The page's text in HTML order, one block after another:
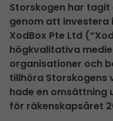
Storskogen har
genom att
XodBox Pte Ltd
högkvalitativa
organisationer och
tillhöra Storskogens
hade en omsättning
för räkenskapsåret